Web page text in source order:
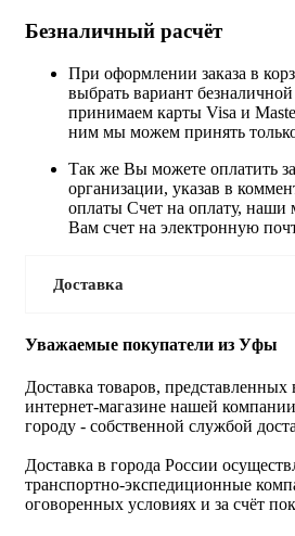
Безналичный расчёт
При оформлении заказа в
выбрать вариант
принимаем карты Visa и
ним мы можем принять
Так же Вы можете оплатить
организации, указав в
оплаты Счет на оплату, наши
Вам счет на электронную
Доставка
Уважаемые покупатели из Уфы
Доставка товаров, представленных
интернет-магазине нашей
городу - собственной службой
Доставка в города России
транспортно-экспедиционные
оговоренных условиях и за счёт